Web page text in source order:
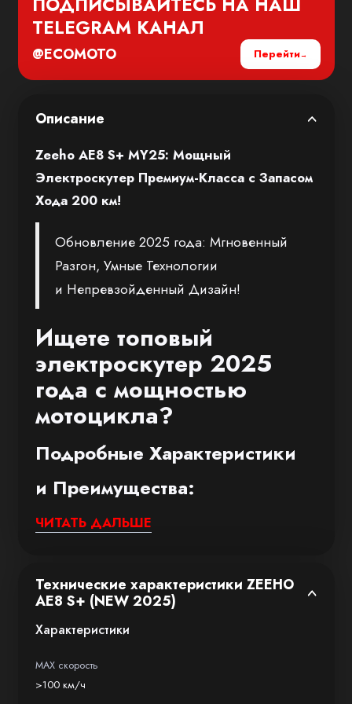
TELEGRAMКАНАЛ
@ECOMOTO Перейти
Описание
Zeeho AE8 S+ MY25: Мощный
Электроскутер Премиум-Класса с Запасом
Хода 200 км!
Обновление 2025 года: Мгновенный
Разгон, Умные Технологии
и Непревзойденный Дизайн!
Ищете топовый
электроскутер 2025
года с мощностью
мотоцикла?
Подробные Характеристики
и Преимущества:
1. Невероятная Мощность и Динамика
Мощный бесщеточный мотор ZEEHO
COCORE: Пиковая мощность 15 кВт —
Крутящий момент 218 Н·м на старте
ЧИТАТЬ ДАЛЬШЕ
Технические характеристики ZEEHO
AE8 S+ (NEW 2025)
Характеристики
MAX скорость
>100 км/ч